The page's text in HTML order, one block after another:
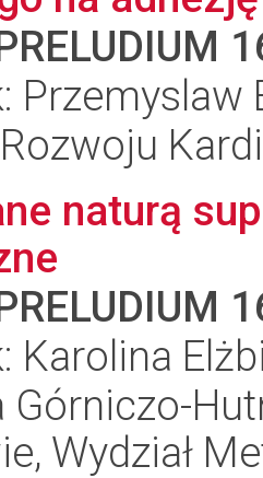
Przemyslaw
naturą
Karolina
Górniczo-
Wydział